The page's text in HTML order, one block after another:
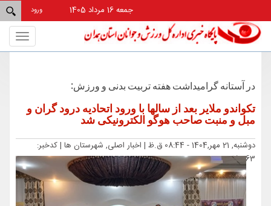
ورود
جمعه 16 مرداد 1405
در آستانه گرامیداشت هفته تربیت بدنی و ورزش:
تکواندو ملایر بعد از سالها با ورود اتحادیه درود گران و
مبل و منبت صاحب هوگو الکترونیکی شد
دوشنبه, 21 مهر,1404 - 08:44 ق.ظ | اخبار اصلی, شهرستان ها | کدخبر:
15363